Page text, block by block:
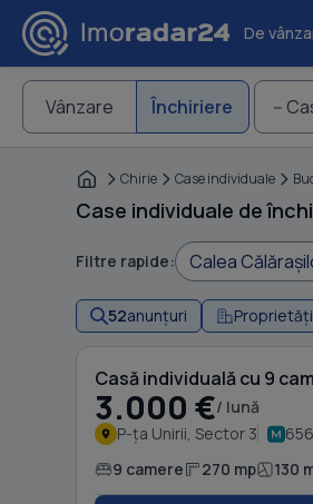
De
Vânzare Închiriere --
Chirie Case individuale
Case individuale de
Filtre rapide: Calea
52anunțuri
Casă individuală cu 9
3.000 €/ lună
P-ța Unirii, Sector 3
9 camere 270 mp 130